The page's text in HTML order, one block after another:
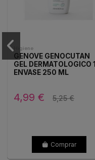
Higiene
GENOVE GENOCUTAN
GEL DERMATOLOGICO 1
ENVASE 250 ML
4,99 € 5,25 €
Comprar